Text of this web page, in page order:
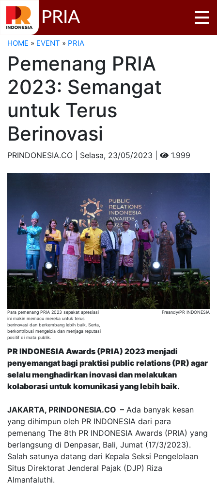
PRIA
HOME » EVENT » PRIA
Pemenang PRIA
2023: Semangat
untuk Terus
Berinovasi
PRINDONESIA.CO | Selasa, 23/05/2023 | 1.999
Para pemenang PRIA 2023 sepakat apresiasi
ini makin memacu mereka untuk terus
berinovasi dan berkembang lebih baik. Serta,
berkontribusi mengelola dan menjaga reputasi
positif di mata publik.
Freandy/PR INDONESIA
PR INDONESIA Awards (PRIA) 2023 menjadi
penyemangat bagi praktisi public relations (PR) agar
selalu menghadirkan inovasi dan melakukan
kolaborasi untuk komunikasi yang lebih baik.
JAKARTA, PRINDONESIA.CO – Ada banyak kesan
yang dihimpun oleh PR INDONESIA dari para
pemenang The 8th PR INDONESIA Awards (PRIA) yang
berlangsung di Denpasar, Bali, Jumat (17/3/2023).
Salah satunya datang dari Kepala Seksi Pengelolaan
Situs Direktorat Jenderal Pajak (DJP) Riza
Almanfaluthi.